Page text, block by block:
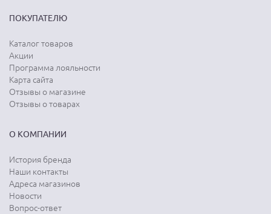
ПОКУПАТЕЛЮ
Каталог товаров
Акции
Программа лояльности
Карта сайта
Отзывы о магазине
Отзывы о товарах
О КОМПАНИИ
История бренда
Наши контакты
Адреса магазинов
Новости
Вопрос-ответ